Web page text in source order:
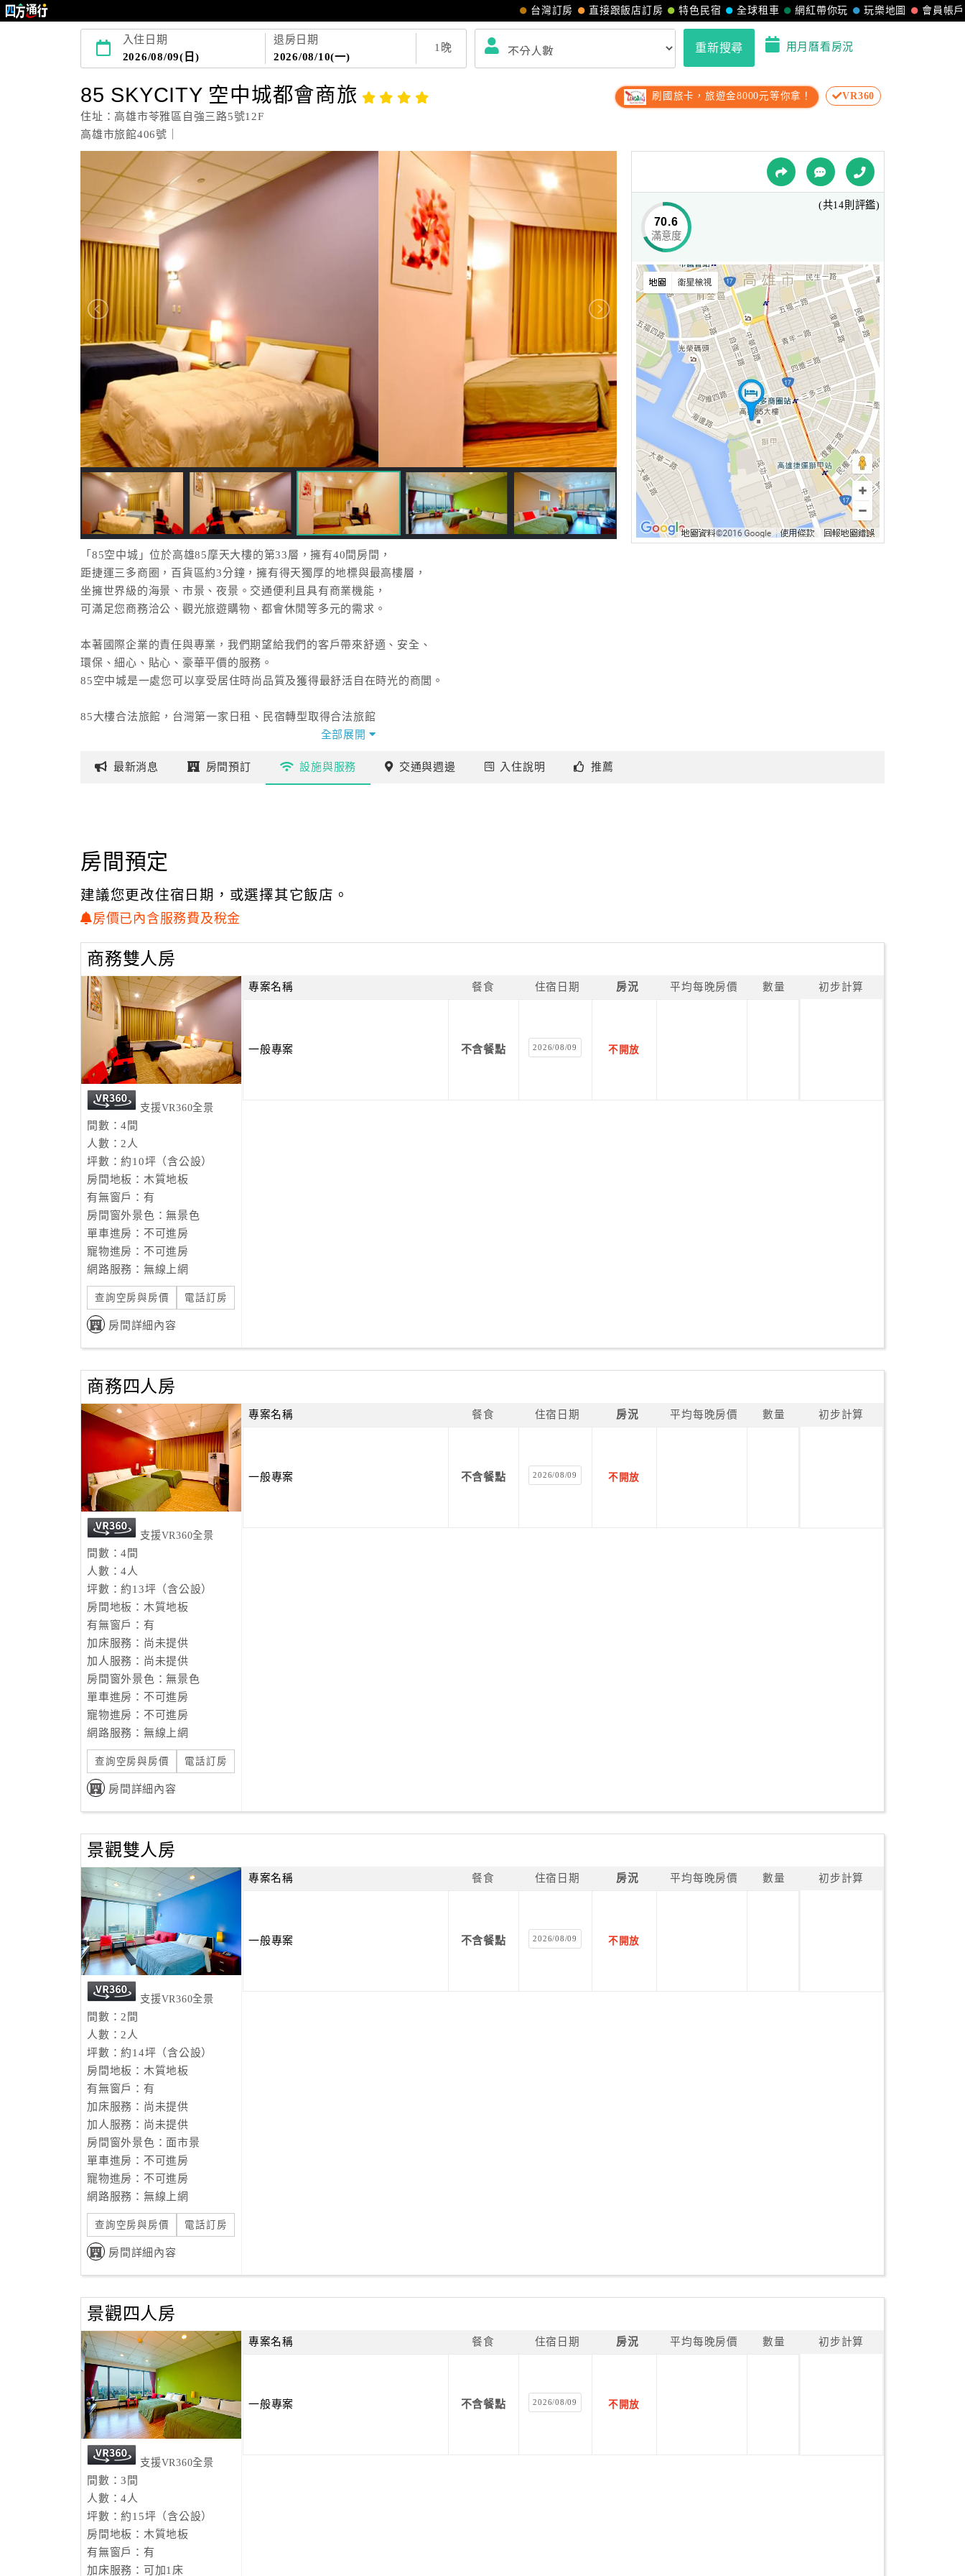
會員帳戶
玩樂地圖
網紅帶你玩
全球租車
特色民宿
直接跟飯店訂房
台灣訂房
入住日期
2026/08/09(日)
退房日期
2026/08/10(一)
1 晚 重新搜尋 用月曆看房況
85 SKYCITY 空中城都會商旅
住址：高雄市苓雅區自強三路5號12F
高雄市旅館406號｜
刷國旅卡，旅遊金8000元等你拿！ VR360
「85空中城」位於高雄85摩天大樓的第33層，擁有40間房間，
距捷運三多商圈，百貨區約3分鐘，擁有得天獨厚的地標與最高樓層，
坐擁世界級的海景、市景、夜景。交通便利且具有商業機能，
可滿足您商務洽公、觀光旅遊購物、都會休閒等多元的需求。
本著國際企業的責任與專業，我們期望給我們的客戶帶來舒適、安全、
環保、細心、貼心、豪華平價的服務。
85空中城是一處您可以享受居住時尚品質及獲得最舒活自在時光的商閭。
85大樓合法旅館，台灣第一家日租、民宿轉型取得合法旅館
全部展開
70.6
滿意度
(共14則評鑑)
最新消息 房間預訂 設施與服務 交通與週邊 入住說明 推薦
房間預定
建議您更改住宿日期，或選擇其它飯店。
房價已內含服務費及稅金
商務雙人房
支援VR360全景
間數：4間
人數：2人
坪數：約10坪（含公設）
房間地板：木質地板
有無窗戶：有
房間窗外景色：無景色
單車進房：不可進房
寵物進房：不可進房
網路服務：無線上網
查詢空房與房價 電話訂房
房間詳細內容
專案名稱 餐食 住宿日期 房況 平均每晚房價 數量 初步計算
一般專案 不含餐點 2026/08/09 不開放
商務四人房
支援VR360全景
間數：4間
人數：4人
坪數：約13坪（含公設）
房間地板：木質地板
有無窗戶：有
加床服務：尚未提供
加人服務：尚未提供
房間窗外景色：無景色
單車進房：不可進房
寵物進房：不可進房
網路服務：無線上網
查詢空房與房價 電話訂房
房間詳細內容
專案名稱 餐食 住宿日期 房況 平均每晚房價 數量 初步計算
一般專案 不含餐點 2026/08/09 不開放
景觀雙人房
支援VR360全景
間數：2間
人數：2人
坪數：約14坪（含公設）
房間地板：木質地板
有無窗戶：有
加床服務：尚未提供
加人服務：尚未提供
房間窗外景色：面市景
單車進房：不可進房
寵物進房：不可進房
網路服務：無線上網
查詢空房與房價 電話訂房
房間詳細內容
專案名稱 餐食 住宿日期 房況 平均每晚房價 數量 初步計算
一般專案 不含餐點 2026/08/09 不開放
景觀四人房
支援VR360全景
間數：3間
人數：4人
坪數：約15坪（含公設）
房間地板：木質地板
有無窗戶：有
加床服務：可加1床
專案名稱 餐食 住宿日期 房況 平均每晚房價 數量 初步計算
一般專案 不含餐點 2026/08/09 不開放